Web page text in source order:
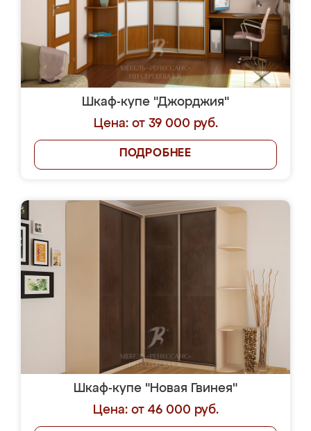
Шкаф-купе "Джорджия"
Цена: от 39 000 руб.
ПОДРОБНЕЕ
Шкаф-купе "Новая Гвинея"
Цена: от 46 000 руб.